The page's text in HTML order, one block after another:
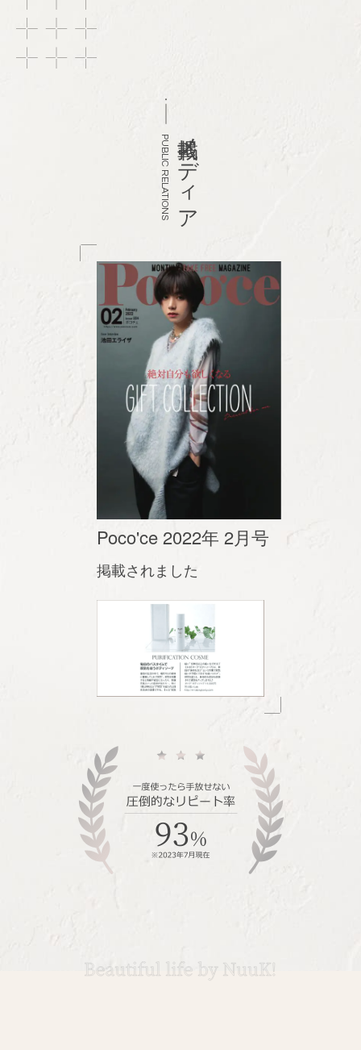
PUBLIC RELATIONS掲載メディア
Poco'ce 2022年 2月号
掲載されました